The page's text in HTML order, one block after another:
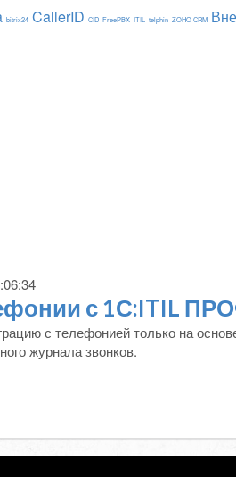
bitrix24 CallerID CID FreePBX ITIL telphin ZOHO CRM
с 1С:ITIL
с телефонией только на
журнала звонков.